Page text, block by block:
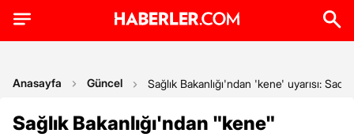
Anasayfa Güncel Sağlık Bakanlığı'ndan 'kene' uyarısı:
Sağlık Bakanlığı'ndan "kene"